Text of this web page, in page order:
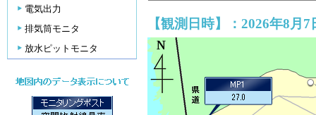
電気出力
排気筒モニタ
放水ピットモニタ
【観測日時】：2026年8月